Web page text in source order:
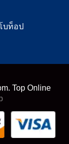
บท็อป
Top Online